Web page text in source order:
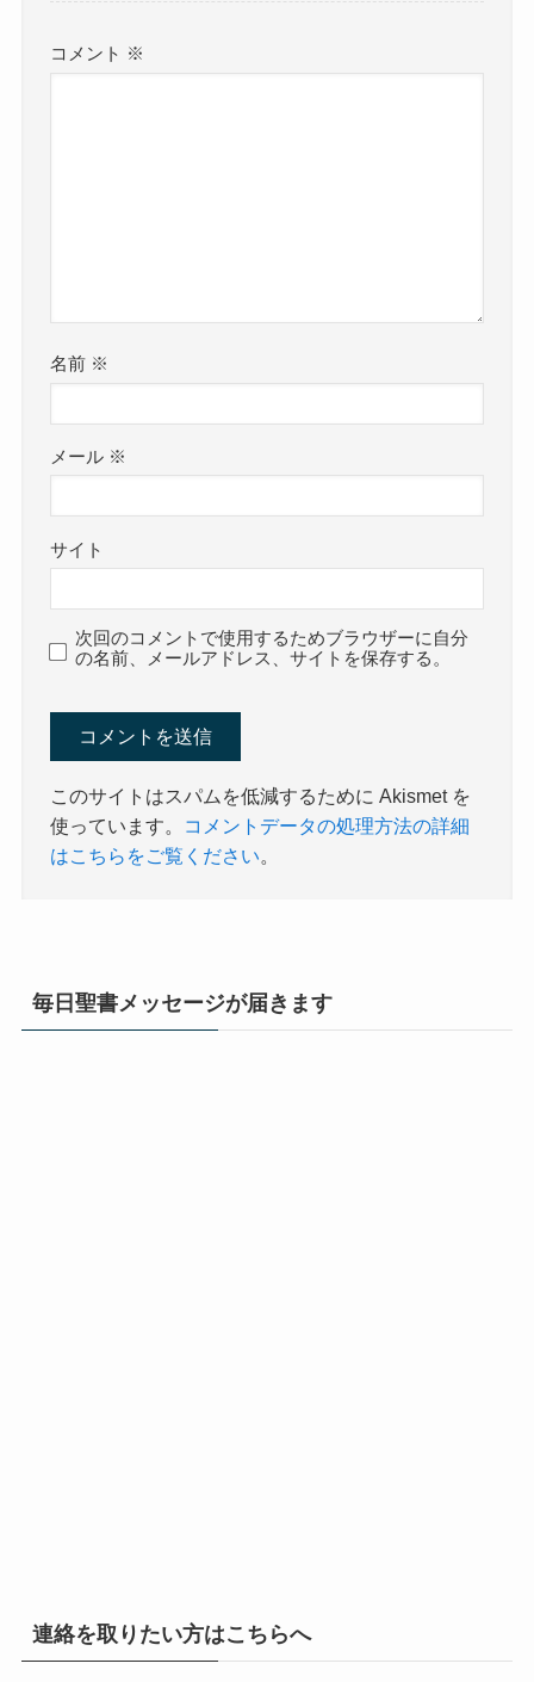
コメント ※
名前 ※
メール ※
サイト
次回のコメントで使用するためブラウザーに自分
の名前、メールアドレス、サイトを保存する。
このサイトはスパムを低減するために Akismet を
使っています。
コメントデータの処理方法の詳細
はこちらをご覧ください
毎日聖書メッセージが届きます
連絡を取りたい方はこちらへ